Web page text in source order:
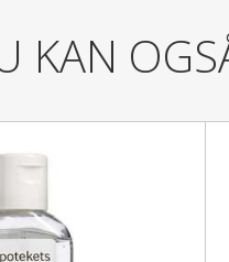
Pump 3
KAN